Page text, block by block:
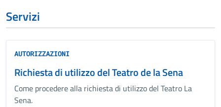
Servizi
AUTORIZZAZIONI
Richiesta di utilizzo del Teatro de la Sena
Come procedere alla richiesta di utilizzo del Teatro La
Sena.